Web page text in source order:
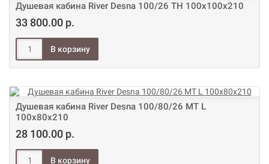
Душевая кабина River Desna 100/26 ТH 100х100х210
33 800.00 р.
Душевая кабина River Desna 100/80/26 МТ L
100х80х210
28 100.00 р.